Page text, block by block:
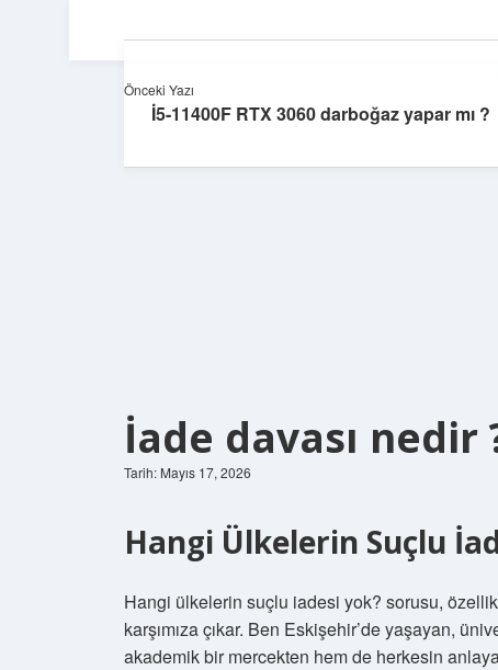
İade davası nedir
Tarih: Mayıs 17, 2026
Hangi Ülkelerin Suçlu
Hangi ülkelerin suçlu iadesi yok? sorusu,
karşımıza çıkar. Ben Eskişehir’de yaşayan,
akademik bir mercekten hem de herkesin
Önceki Yazı
İ5-11400F RTX 3060 darboğaz yapar mı ?